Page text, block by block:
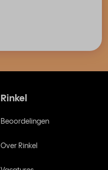
Rinkel
Beoordelingen
Over Rinkel